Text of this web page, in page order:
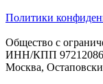
Политики
Общество с
ИНН/КПП
Москва,